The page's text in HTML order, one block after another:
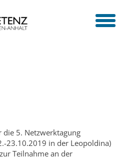
toggle
menu
die 5. Netzwerktagung
23.10.2019 in der Leopoldina)
Teilnahme an der